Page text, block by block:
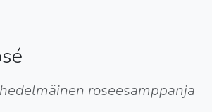
roseesamppanja